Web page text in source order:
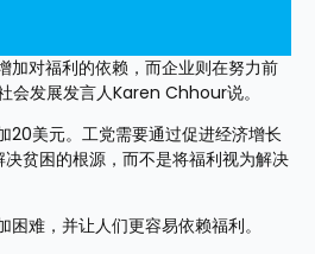
加对福利的依赖，而企业则在努力前
会发展发言人Karen Chhour说。
20美元。工党需要通过促进经济增长
贫困的根源，而不是将福利视为解决
困难，并让人们更容易依赖福利。